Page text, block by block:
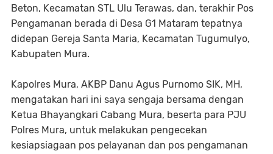
Beton, Kecamatan STL Ulu Terawas, dan, terakhir Pos
Pengamanan berada di Desa G1 Mataram tepatnya
didepan Gereja Santa Maria, Kecamatan Tugumulyo,
Kabupaten Mura.
Kapolres Mura, AKBP Danu Agus Purnomo SIK, MH,
mengatakan hari ini saya sengaja bersama dengan
Ketua Bhayangkari Cabang Mura, beserta para PJU
Polres Mura, untuk melakukan pengecekan
kesiapsiagaan pos pelayanan dan pos pengamanan